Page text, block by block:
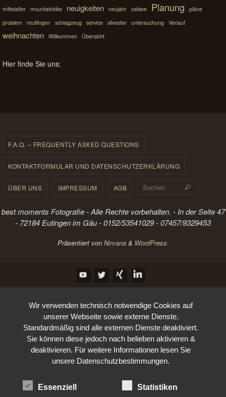
mittelalter mountainbike neuigkeiten neujahr ostsee Planung
pläne
problem
reutlingen schlagzeug service silvester untersuchung Verlauf
weihnachten Willkommen Übersicht
Hier finde Sie uns:
F.A.Q. – FREQUENTLY ASKED QUESTIONS
KONTAKTFORMULAR UND DATENSCHUTZERKLÄRUNG
ÜBER UNS IMPRESSUM AGB Suchen
best moments Fotografie - Alle Rechte vorbehalten. - In der Seite 47
- 72184 Eutingen im Gäu - 0152/53541029 - 07457/9329453
Präsentiert von Nirvana& WordPress.
Wir verwenden technisch notwendige Cookies auf
unserer Webseite sowie externe Dienste.
Standardmäßig sind alle externen Dienste deaktiviert.
Sie können diese jedoch nach belieben aktivieren &
deaktivieren. Für weitere Informationen lesen Sie
unsere Datenschutzbestimmungen.
Essenziell Statistiken